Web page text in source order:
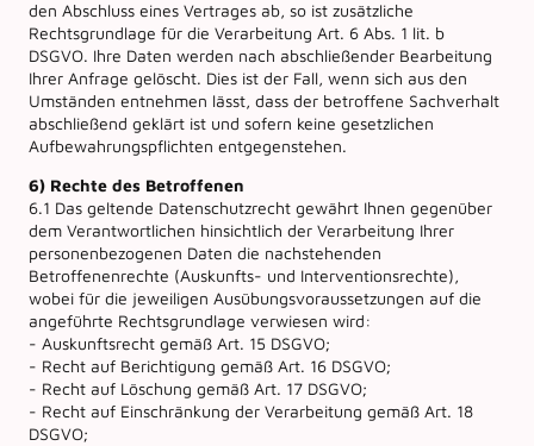
den Abschluss eines Vertrages ab, so ist zusätzliche
Rechtsgrundlage für die Verarbeitung Art. 6 Abs. 1 lit. b
DSGVO. Ihre Daten werden nach abschließender Bearbeitung
Ihrer Anfrage gelöscht. Dies ist der Fall, wenn sich aus den
Umständen entnehmen lässt, dass der betroffene Sachverhalt
abschließend geklärt ist und sofern keine gesetzlichen
Aufbewahrungspflichten entgegenstehen.
6) Rechte des Betroffenen
6.1 Das geltende Datenschutzrecht gewährt Ihnen gegenüber
dem Verantwortlichen hinsichtlich der Verarbeitung Ihrer
personenbezogenen Daten die nachstehenden
Betroffenenrechte (Auskunfts- und Interventionsrechte),
wobei für die jeweiligen Ausübungsvoraussetzungen auf die
angeführte Rechtsgrundlage verwiesen wird:
- Auskunftsrecht gemäß Art. 15 DSGVO;
- Recht auf Berichtigung gemäß Art. 16 DSGVO;
- Recht auf Löschung gemäß Art. 17 DSGVO;
- Recht auf Einschränkung der Verarbeitung gemäß Art. 18
DSGVO;